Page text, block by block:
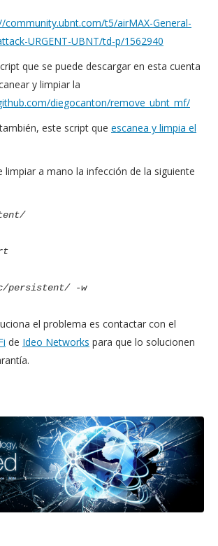
community.ubnt.com/t5/airMAX-General-
URGENT-UBNT/td-p/1562940
que se puede descargar en esta cuenta
y limpiar la
diegocanton/remove_ubnt_mf/
este script que escanea y limpia el
limpiar a mano la infección de la siguiente
persistent/ -w
el problema es contactar con el
de Ideo Networks para que lo solucionen